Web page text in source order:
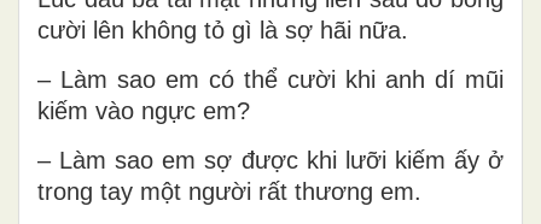
cười lên không tỏ gì là sợ hãi nữa.
– Làm sao em có thể cười khi anh dí mũi
kiếm vào ngực em?
– Làm sao em sợ được khi lưỡi kiếm ấy ở
trong tay một người rất thương em.